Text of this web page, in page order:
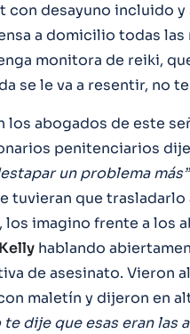
con desayuno incluido
a domicilio todas las
monitora de reiki,
se le va a resentir, no
los abogados de este
penitenciarios
un problema más”
tuvieran que trasladarlo
los imagino frente a los
hablando
de asesinato. Vieron
maletín y dijeron en
dije que esas eran las